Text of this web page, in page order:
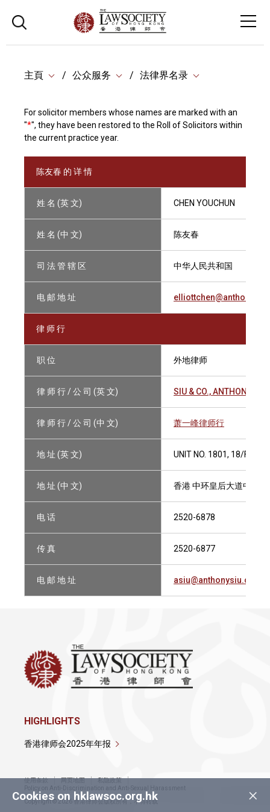
主頁 公众服务 法律界名录
For solicitor members whose names are marked with an
"*", they have been restored to the Roll of Solicitors within
the current practice year.
陈友春 的 详 情
姓 名 (英 文) CHEN YOUCHUN
姓 名 (中 文) 陈友春
司 法 管 辖 区 中华人民共和国
电 邮 地 址
律 师 行
职 位 外地律师
律 师 行 / 公 司 (英 文) SIU & CO., ANTHONY
律 师 行 / 公 司 (中 文) 萧一峰律师行
地 址 (英 文) UNIT NO. 1801, 18/F,
地 址 (中 文) 香港 中环皇后大道中9号
电 话 2520-6878
传 真 2520-6877
电 邮 地 址 asiu@anthonysiu.com
×
Cookies on hklawsoc.org.hk
HIGHLIGHTS
香港律师会2025年年报
使用条款 网页地图
私隐政策
Policy on Anti-Discrimination and Anti-Sexual Harassment
Copyright © 2026 香港律师会版权所有，不得转载